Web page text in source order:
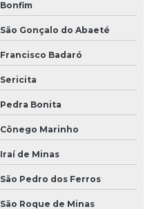
Bonfim
São Gonçalo do Abaeté
Francisco Badaró
Sericita
Pedra Bonita
Cônego Marinho
Iraí de Minas
São Pedro dos Ferros
São Roque de Minas